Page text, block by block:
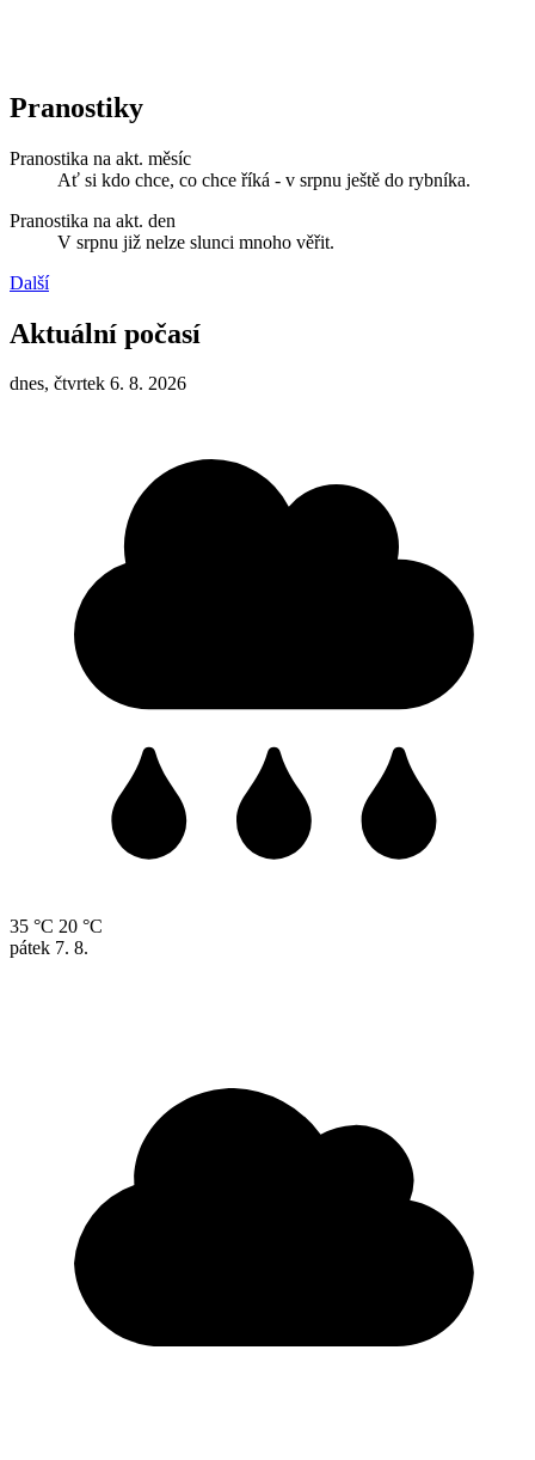
Pranostiky
Pranostika na akt. měsíc
Ať si kdo chce, co chce říká - v srpnu ještě do rybníka.
Pranostika na akt. den
V srpnu již nelze slunci mnoho věřit.
Další
Aktuální počasí
dnes, čtvrtek 6. 8. 2026
35 °C 20 °C
pátek 7. 8.